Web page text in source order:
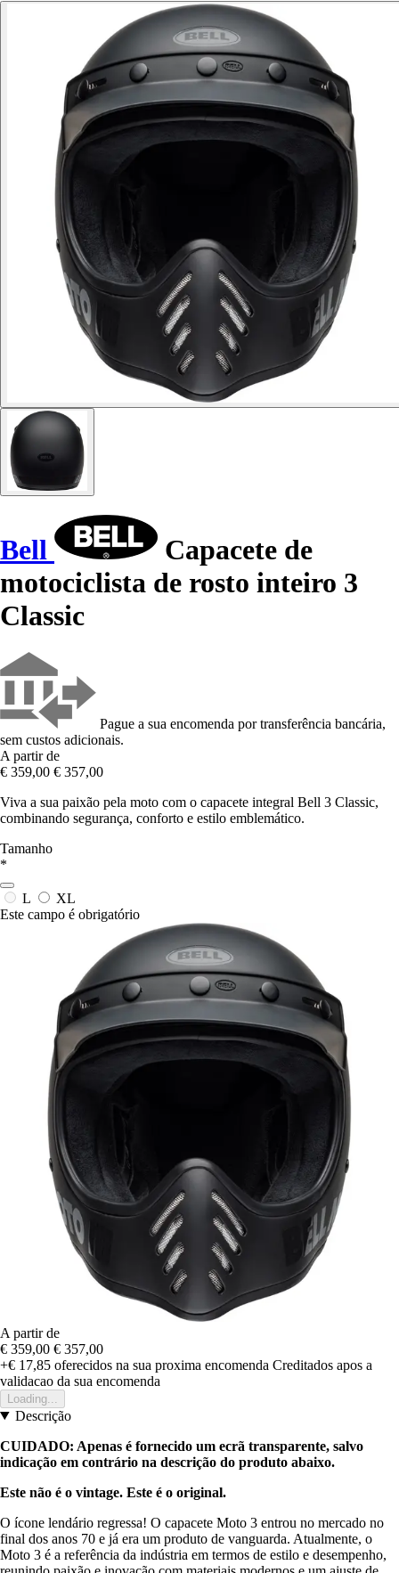
Bell
Capacete de
motociclista de rosto inteiro 3
Classic
Pague a sua encomenda por transferência bancária,
sem custos adicionais.
A partir de
€ 359,00 € 357,00
Viva a sua paixão pela moto com o capacete integral Bell 3 Classic,
combinando segurança, conforto e estilo emblemático.
Tamanho
*
L
XL
Este campo é obrigatório
A partir de
€ 359,00 € 357,00
+€ 17,85 oferecidos na sua proxima encomenda Creditados apos a
validacao da sua encomenda
Loading...
Descrição
CUIDADO: Apenas é fornecido um ecrã transparente, salvo
indicação em contrário na descrição do produto abaixo.
Este não é o vintage. Este é o original.
O ícone lendário regressa! O capacete Moto 3 entrou no mercado no
final dos anos 70 e já era um produto de vanguarda. Atualmente, o
Moto 3 é a referência da indústria em termos de estilo e desempenho,